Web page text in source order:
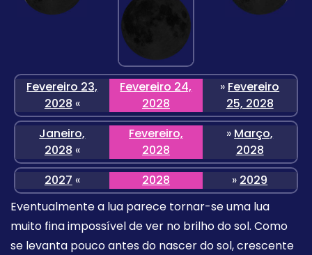
Fevereiro 23,
2028 «
Fevereiro 24,
2028
» Fevereiro
25, 2028
Janeiro,
2028 «
Fevereiro,
2028
» Março,
2028
2027 « 2028 » 2029
Eventualmente a lua parece tornar-se uma lua
muito fina impossível de ver no brilho do sol. Como
se levanta pouco antes do nascer do sol, crescente